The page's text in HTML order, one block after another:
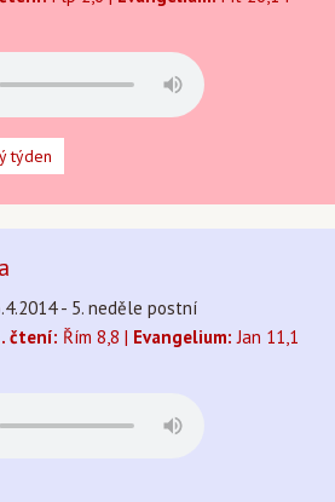
týden
- 5. neděle postní
čtení: Řím 8,8 | Evangelium: Jan 11,1